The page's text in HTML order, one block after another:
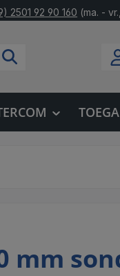
2501 92 90 160 (ma. -
mm